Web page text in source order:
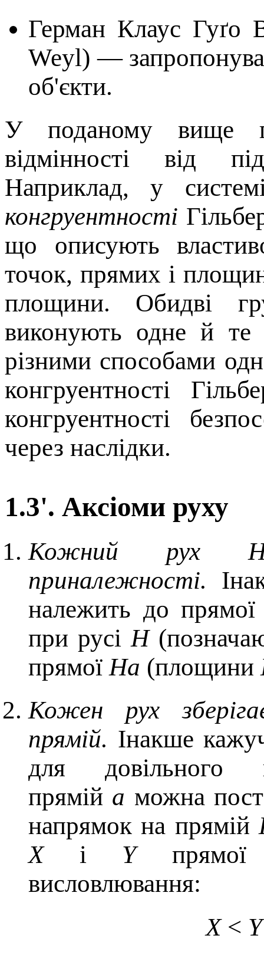
Герман Клаус Гуґо
Weyl) —
об'єкти.
У поданому вище
відмінності від
Наприклад, у
конгруентності
що описують
точок, прямих і
площини. Обидві
виконують одне й те
різними способами
конгруентності
конгруентності
через наслідки.
1.3'. Аксіоми руху
Кожний рух H
приналежності.
належить до
при русі Н
прямої Ha (площини
Кожен рух
прямій. Інакше
для довільного
прямій а можна
напрямок на прямій
Xі Y
висловлювання:
X< Y